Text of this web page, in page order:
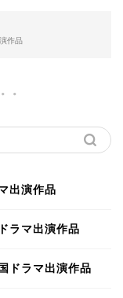
作品
出演作品
ラマ出演作品
ドラマ出演作品